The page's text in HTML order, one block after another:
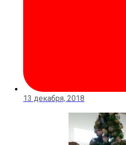
13 декабря, 2018